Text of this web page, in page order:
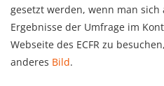
gesetzt werden, wenn man
Ergebnisse der Umfrage im
Webseite des ECFR zu
anderes Bild.